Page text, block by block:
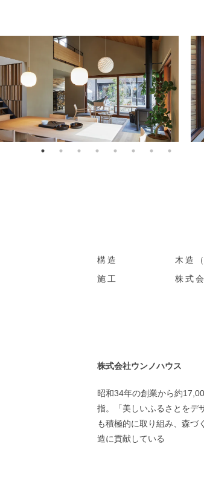
構造
木造
施工
株式
株式会社ウンノハウス
昭和34年の創業から約
指。「美しいふるさとをデ
も積極的に取り組み、森づ
造に貢献している